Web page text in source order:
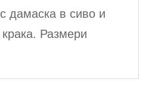
дамаска в сиво и
Размери